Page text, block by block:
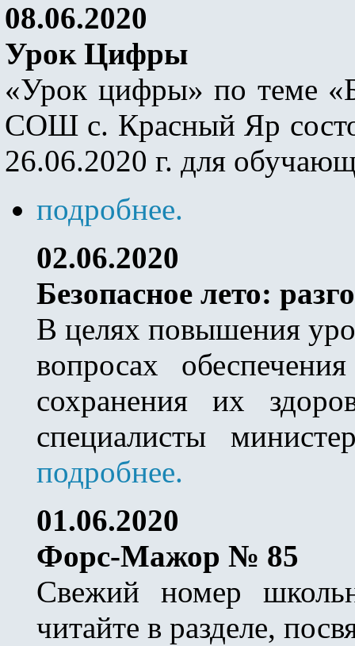
08.06.2020
Урок Цифры
«Урок цифры» по теме
СОШ с. Красный Яр
26.06.2020 г. для
подробнее.
02.06.2020
Безопасное лето:
В целях повышения
вопросах
сохранения их
специалисты
подробнее.
01.06.2020
Форс-Мажор № 85
Свежий номер
читайте в разделе,